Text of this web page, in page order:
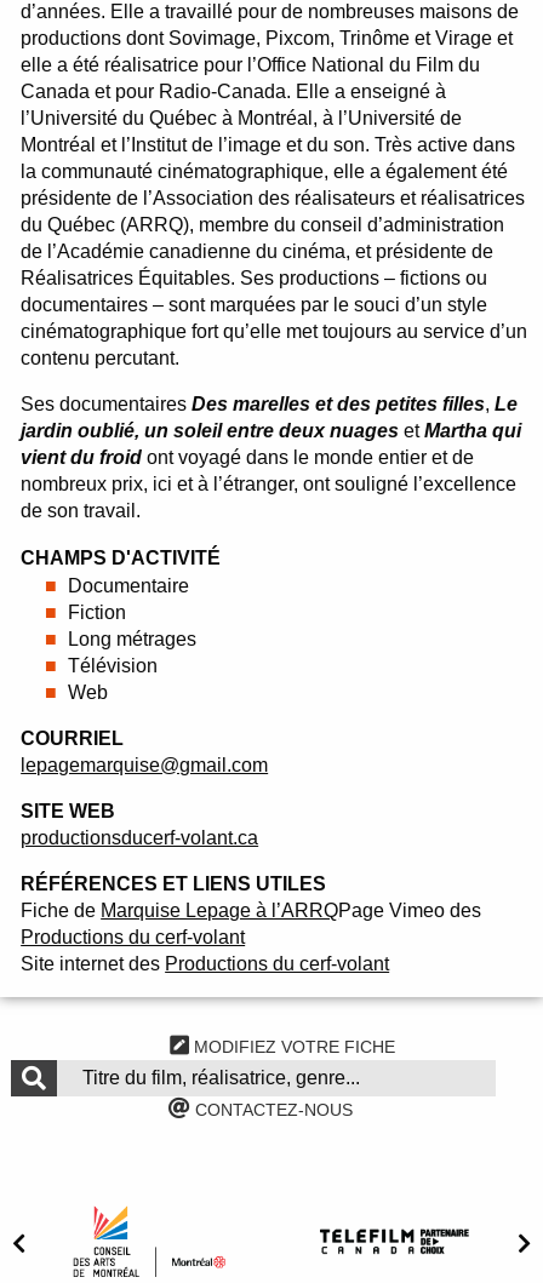
d’années. Elle a travaillé pour de nombreuses maisons de
productions dont Sovimage, Pixcom, Trinôme et Virage et
elle a été réalisatrice pour l’Office National du Film du
Canada et pour Radio-Canada. Elle a enseigné à
l’Université du Québec à Montréal, à l’Université de
Montréal et l’Institut de l’image et du son. Très active dans
la communauté cinématographique, elle a également été
présidente de l’Association des réalisateurs et réalisatrices
du Québec (ARRQ), membre du conseil d’administration
de l’Académie canadienne du cinéma, et présidente de
Réalisatrices Équitables. Ses productions – fictions ou
documentaires – sont marquées par le souci d’un style
cinématographique fort qu’elle met toujours au service d’un
contenu percutant.
Ses documentairesDes marelles et des petites filles,Le
jardin oublié, un soleil entre deux nuages etMartha qui
vient du froid ont voyagé dans le monde entier et de
nombreux prix, ici et à l’étranger, ont souligné l’excellence
de son travail.
CHAMPS D'ACTIVITÉ
Documentaire
Fiction
Long métrages
Télévision
Web
COURRIEL
lepagemarquise@gmail.com
SITE WEB
productionsducerf-volant.ca
RÉFÉRENCES ET LIENS UTILES
Fiche de Marquise Lepage à l’ARRQPage Vimeo des
Productions du cerf-volant
Site internet des Productions du cerf-volant
MODIFIEZ VOTRE FICHE
CONTACTEZ-NOUS